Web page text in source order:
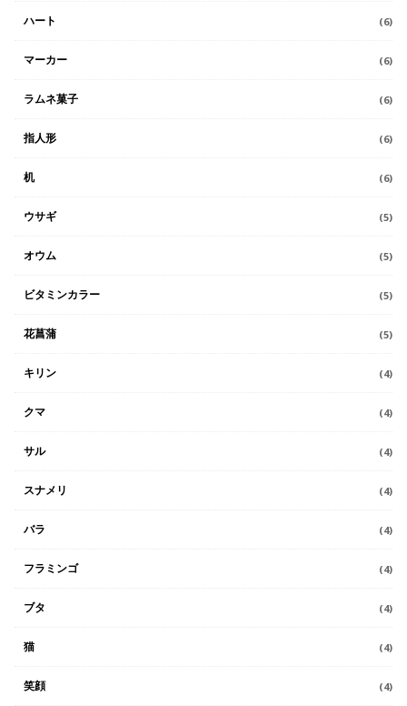
ハート (6)
マーカー (6)
ラムネ菓子 (6)
指人形 (6)
机 (6)
ウサギ (5)
オウム (5)
ビタミンカラー (5)
花菖蒲 (5)
キリン (4)
クマ (4)
サル (4)
スナメリ (4)
バラ (4)
フラミンゴ (4)
ブタ (4)
猫 (4)
笑顔 (4)